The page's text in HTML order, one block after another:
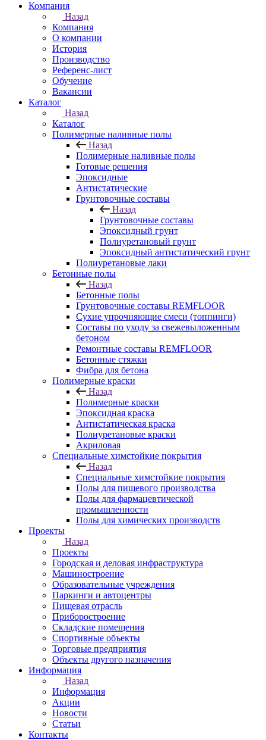
Компания
Назад
Компания
О компании
История
Производство
Референс-лист
Обучение
Вакансии
Каталог
Назад
Каталог
Полимерные наливные полы
Назад
Полимерные наливные полы
Готовые решения
Эпоксидные
Антистатические
Грунтовочные составы
Назад
Грунтовочные составы
Эпоксидный грунт
Полиуретановый грунт
Эпоксидный антистатический грунт
Полиуретановые лаки
Бетонные полы
Назад
Бетонные полы
Грунтовочные составы REMFLOOR
Сухие упрочняющие смеси (топпинги)
Составы по уходу за свежевыложенным
бетоном
Ремонтные составы REMFLOOR
Бетонные стяжки
Фибра для бетона
Полимерные краски
Назад
Полимерные краски
Эпоксидная краска
Антистатическая краска
Полиуретановые краски
Акриловая
Специальные химстойкие покрытия
Назад
Специальные химстойкие покрытия
Полы для пищевого производства
Полы для фармацевтической
промышленности
Полы для химических производств
Проекты
Назад
Проекты
Городская и деловая инфраструктура
Машиностроение
Образовательные учреждения
Паркинги и автоцентры
Пищевая отрасль
Приборостроение
Складские помещения
Спортивные объекты
Торговые предприятия
Объекты другого назначения
Информация
Назад
Информация
Акции
Новости
Статьи
Контакты